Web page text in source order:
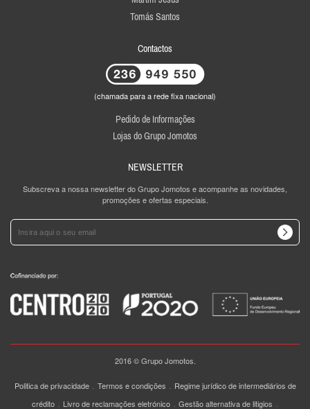
Tomás Santos
Contactos
(chamada para a rede fixa nacional)
Pedido de Informações
Lojas do Grupo Jomotos
NEWSLETTER
Subscreva a nossa newsletter do Grupo Jomotos e acompanhe as novidades,
promoções e ofertas especiais.
2016 © Grupo Jomotos.
Politica de privacidade. Termos e condições . Regime jurídico de intermediários de
crédito . Livro de reclamações eletrónico . Gestão alternativa de litigios .